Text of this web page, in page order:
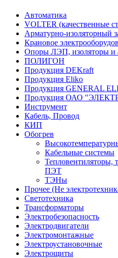
Автоматика
VOLTER (качественные
Арматурно-изоляторный
Крановое
Опоры ЛЭП, изоляторы и
ПОЛИГОН
Продукция DEKraft
Продукция Eliko
Продукция GENERAL
Продукция ОАО
Инструмент
Кабель, Провод
КИП
Обогрев
Кабельные системы
Тепловентиляторы,
ПЭТ
ТЭНы
Прочее (Не
Светотехника
Трансформаторы
Электробезопасность
Электродвигатели
Электромонтажные
Электроустановочные
Электрощиты